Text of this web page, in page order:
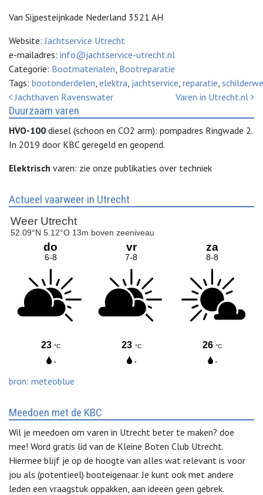
Van Sijpesteijnkade Nederland 3521 AH
Website: Jachtservice Utrecht
e-mailadres: info@jachtservice-utrecht.nl
Categorie: Bootmaterialen Bootreparatie
Tags: bootonderdelen elektra jachtservice reparatie
Bericht Navigatie
Jachthaven Ravenswater Varen in Utrecht.nl
Duurzaam varen
HVO-100 diesel (schoon en CO2 arm): pompadres Ringwade 2.
In 2019 door KBC geregeld en geopend.
Elektrisch varen: zie onze publikaties over techniek
Actueel vaarweer in Utrecht
bron: meteoblue
Meedoen met de KBC
Wil je meedoen om varen in Utrecht beter te maken? doe
mee! Word gratis lid van de Kleine Boten Club Utrecht.
Hiermee blijf je op de hoogte van alles wat relevant is voor
jou als (potentieel) booteigenaar. Je kunt ook met andere
leden een vraagstuk oppakken, aan ideeën geen gebrek.